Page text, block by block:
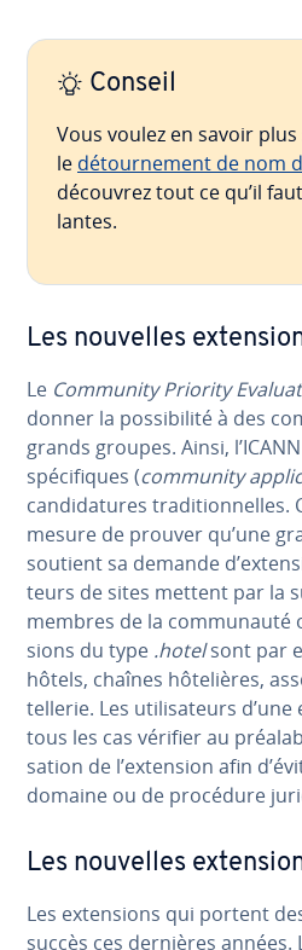
Conseil
Vous voulez en savoir
le dé­tour­ne­ment de nom
découvrez tout ce qu’il
lantes.
Les nouvelles
Le Community Priority
donner la pos­si­bi­lité à des
grands groupes. Ainsi,
spé­ci­fiques (community
can­di­da­tures tra­di­tion­nelles.
mesure de prouver qu’une
soutient sa demande
teurs de sites mettent par la
membres de la com­mu­nauté
sions du type .hotelsont par
hôtels, chaînes hô­te­lières,
tel­le­rie. Les uti­li­sa­teurs
tous les cas vérifier au
sa­tion de l’extension afin
domaine ou de procédure
Les nouvelles
Les ex­ten­sions qui portent
succès ces dernières années.